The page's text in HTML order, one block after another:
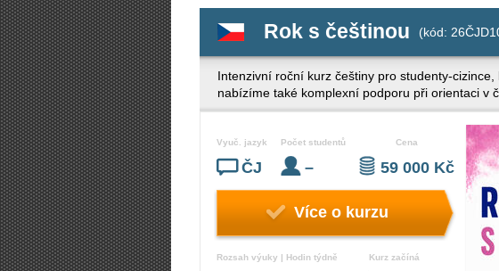
Rok s češtinou (kód:
Intenzivní roční kurz češtiny pro studenty-
nabízíme také komplexní podporu při orientaci v
Vyuč. jazyk
ČJ
Počet studentů
–
Cena
59 000 Kč
Více o kurzu
Rozsah výuky | Hodin týdně Kurz začíná